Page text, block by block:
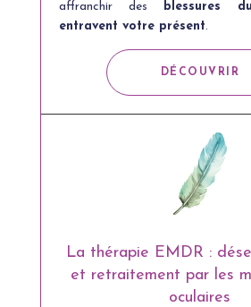
affranchir des blessures
entravent votre présent.
DÉCOUVRIR
La thérapie EMDR :
et retraitement par les
oculaires